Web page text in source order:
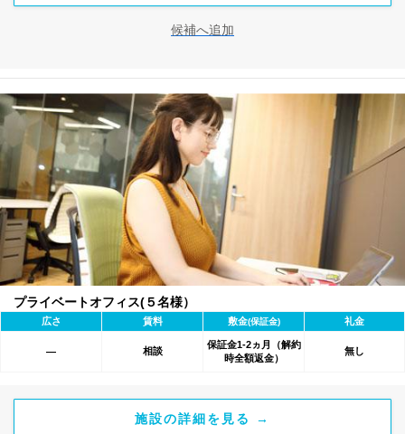
候補へ追加
プライベートオフィス(５名様）
広さ 賃料 敷金(保証金) 礼金
― 相談
保証金1-2ヵ月（解約
時全額返金）
無し
施設の詳細を見る →